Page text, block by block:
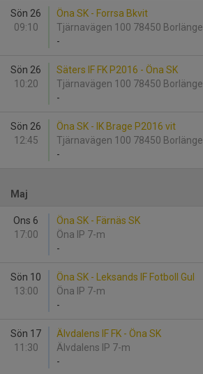
Sön 26
09:10
Öna SK - Forrsa Bkvit
Tjärnavägen 100 78450 Borlänge
-
Sön 26
10:20
Säters IF FK P2016 - Öna SK
Tjärnavägen 100 78450 Borlänge
-
Sön 26
12:45
Öna SK - IK Brage P2016 vit
Tjärnavägen 100 78450 Borlänge
-
Maj
Ons 6
17:00
Öna SK - Färnäs SK
Öna IP 7-m
-
Sön 10
13:00
Öna SK - Leksands IF Fotboll Gul
Öna IP 7-m
-
Sön 17
11:30
Älvdalens IF FK - Öna SK
Älvdalens IP 7-m
-